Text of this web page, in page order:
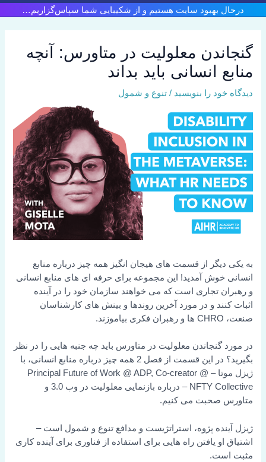
پرش
به
درحال بهبود سایت هستیم و از شکیبایی شما سپاس‌گزاریم…
گنجاندن معلولیت در متاورس: آنچه
منابع انسانی باید بداند
دیدگاه‌ خود را بنویسید /تنوع و شمول
به یکی دیگر از قسمت های هیجان انگیز همه چیز درباره منابع
انسانی خوش آمدید! این مجموعه برای حرفه ای های منابع انسانی
و رهبران تجاری است که می خواهند سازمان خود را در آینده
اثبات کنند و در مورد آخرین روندها و بینش های کارشناسان
صنعت، CHRO ها و رهبران فکری بیاموزند.
در مورد گنجاندن معلولیت در متاورس باید چه جنبه هایی را در نظر
بگیرید؟ در این قسمت از فصل 2 همه چیز درباره منابع انسانی، با
ژیزل موتا – Principal Future of Work @ ADP, Co-creator @
NFTY Collective – درباره بازنمایی معلولیت در وب 3.0 و
متاورس صحبت می کنیم.
ژیزل آینده پژوه، استراتژیست و مدافع تنوع و شمول است –
اشتیاق او یافتن راه هایی برای استفاده از فناوری برای آینده کاری
مثبت است.